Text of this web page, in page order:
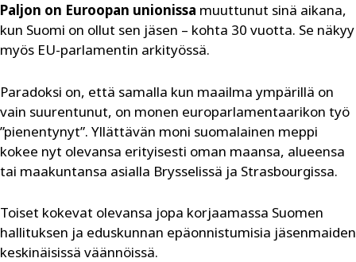
Paljon on Euroopan unionissa muuttunut sinä aikana,
kun Suomi on ollut sen jäsen – kohta 30 vuotta. Se näkyy
myös ­EU-parlamentin arkityössä.
Paradoksi on, että samalla kun maailma ympärillä on
vain suurentunut, on monen europarlamentaarikon työ
”pienentynyt”. Yllättävän moni suomalainen meppi
kokee nyt olevansa ­erityisesti oman maansa, alueensa
tai maakuntansa asialla Brysselissä ja Strasbourgissa.
Toiset kokevat olevansa jopa korjaamassa Suomen
hallituksen ja eduskunnan epäonnistumisia jäsenmaiden
keskinäisissä väännöissä.